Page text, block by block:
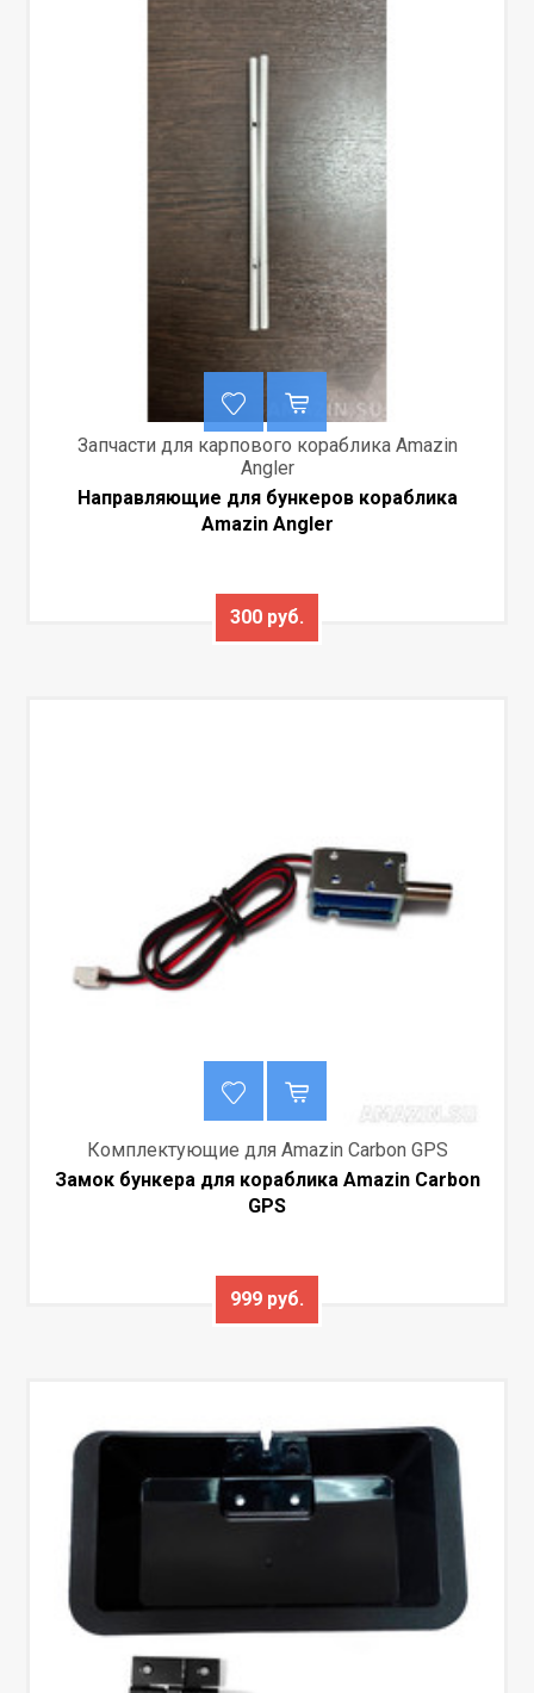
Запчасти для карпового кораблика Amazin
Angler
Направляющие для бункеров кораблика
Amazin Angler
300 руб.
Комплектующие для Amazin Carbon GPS
Замок бункера для кораблика Amazin Carbon
GPS
999 руб.